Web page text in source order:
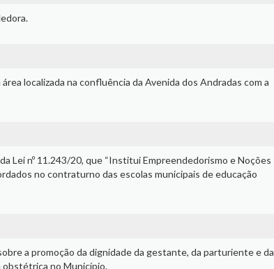
localizada na confluência da Avenida dos Andradas com a
Lei nº 11.243/20, que “Institui Empreendedorismo e Noções
no contraturno das escolas municipais de educação
a promoção da dignidade da gestante, da parturiente e da
no Município.